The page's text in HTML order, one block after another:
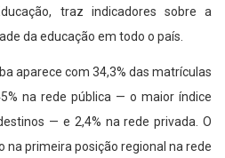
traz indicadores sobre a
da educação em todo o país.
aparece com 34,3% das matrículas
na rede pública — o maior índice
— e 2,4% na rede privada. O
na primeira posição regional na rede